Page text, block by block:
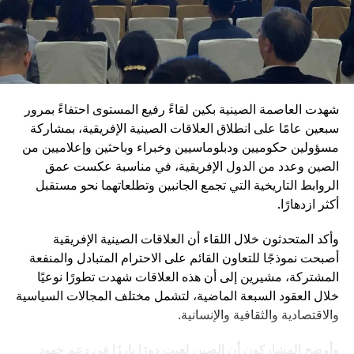
رفع كفاءة التدريب والانضباط العسكري
مكافحة الفساد داخل المؤسسة العسكرية
تعزيز ما تسميه “الولاء المطلق للحزب” داخل القوات
المسلحة
ويأتي هذا التوجه في إطار رؤية طويلة الأمد تهدف إلى جعل
الجيش الصيني في مصاف “الجيوش العالمية من الطراز الأول”.
وفي المقابل، تؤكد القيادة الصينية أنها لا تسعى إلى الهيمنة، بل
إلى تعزيز التنمية المشتركة وبناء نظام دولي أكثر توازناً.
ثورية صغيرة إلى قيادة دولة عظمى. وفي ظل هذا التحول، يبدو
أن الصين ماضية في ربط مستقبلها السياسي بالتحديث الشامل،
الذي يشمل الاقتصاد والتكنولوجيا والدفاع، باعتبارها ركائز
أساسية لمكانتها في القرن الحادي والعشرين.
شهدت العاصمة الصينية بكين لقاءً رفيع المستوى احتفاءً بمرور
سبعين عامًا على انطلاق العلاقات الصينية الإفريقية، بمشاركة
مسؤولين حكوميين ودبلوماسيين وخبراء وباحثين وإعلاميين من
الصين وعدد من الدول الإفريقية، في مناسبة عكست عمق
الروابط التاريخية التي تجمع الجانبين وتطلعاتهما نحو مستقبل
أكثر ازدهارًا.
وأكد المتحدثون خلال اللقاء أن العلاقات الصينية الإفريقية
أصبحت نموذجًا للتعاون القائم على الاحترام المتبادل والمنفعة
المشتركة، مشيرين إلى أن هذه العلاقات شهدت تطورًا نوعيًا
خلال العقود السبعة الماضية، لتشمل مختلف المجالات السياسية
والاقتصادية والثقافية والإنسانية.
وأوضح المشاركون أن الصين لعبت دورًا بارزًا في دعم جهود